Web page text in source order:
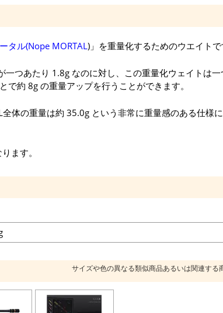
タル(Nope MORTAL)」を重量化するためのウエイトで
一つあたり 1.8g なのに対し、この重量化ウェイトは一
で約 8g の重量アップを行うことができます。
体の重量は約 35.0g という非常に重量感のある仕様
ます。
サイズや色の異なる類似商品あるいは関連する